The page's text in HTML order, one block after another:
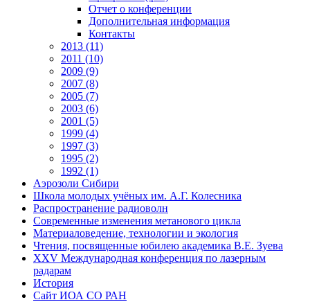
Отчет о конференции
Дополнительная информация
Контакты
2013 (11)
2011 (10)
2009 (9)
2007 (8)
2005 (7)
2003 (6)
2001 (5)
1999 (4)
1997 (3)
1995 (2)
1992 (1)
Аэрозоли Сибири
Школа молодых учёных им. А.Г. Колесника
Распространение радиоволн
Современные изменения метанового цикла
Материаловедение, технологии и экология
Чтения, посвященные юбилею академика В.Е. Зуева
XXV Международная конференция по лазерным
радарам
История
Сайт ИОА СО РАН